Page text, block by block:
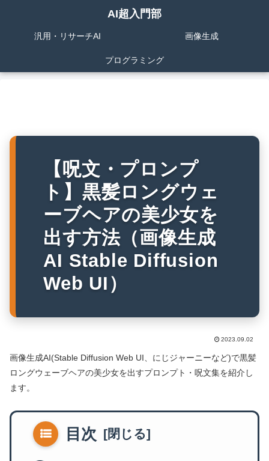
AI超入門部
汎用・リサーチAI 画像生成
プログラミング
【呪文・プロンプ
ト】黒髪ロングウェ
ーブヘアの美少女を
出す方法（画像生成
AI Stable Diffusion
Web UI）
2023.09.02
画像生成AI(Stable Diffusion Web UI、にじジャーニーなど)で黒髪
ロングウェーブヘアの美少女を出すプロンプト・呪文集を紹介し
ます。
目次